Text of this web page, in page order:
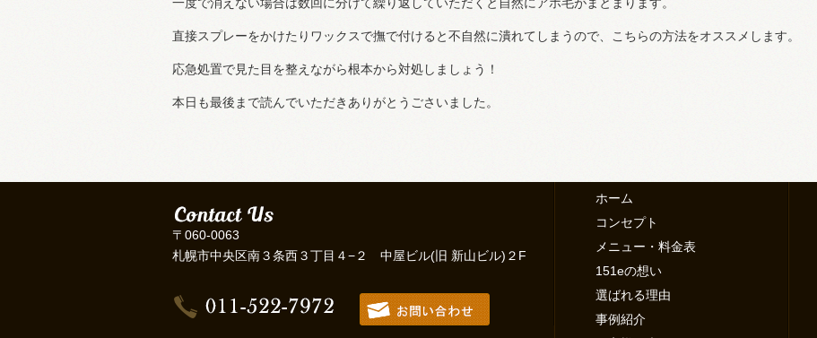
直接スプレーをかけたりワックスで撫で付けると不自然に潰れてしまうので、こちらの方法をオススメします。
応急処置で見た目を整えながら根本から対処しましょう！
本日も最後まで読んでいただきありがとうごさいました。
〒060-0063
札幌市中央区南３条西３丁目４−２ 中屋ビル(旧 新山ビル)２F
ホーム
コンセプト
メニュー・料金表
151eの想い
選ばれる理由
事例紹介